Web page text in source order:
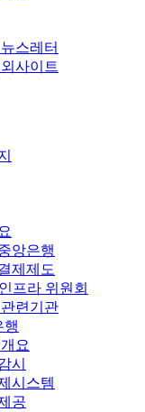
스레터
사이트
앙은행
제제도
프라 위원회
련기관
행
요
시
시스템
공